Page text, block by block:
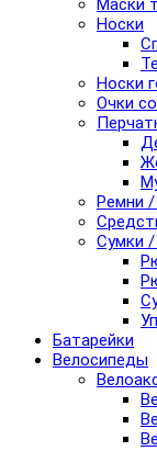
Маски
Носки
Носки
Очки
Ремни
Сумки
Батарейки
Велосипеды